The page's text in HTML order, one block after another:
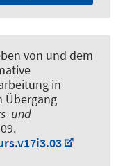
von und dem
in
Übergang
und